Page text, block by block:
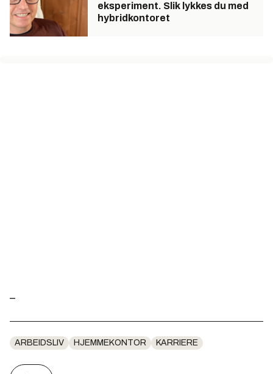
eksperiment. Slik lykkes du med
hybridkontoret
–
ARBEIDSLIV HJEMMEKONTOR KARRIERE